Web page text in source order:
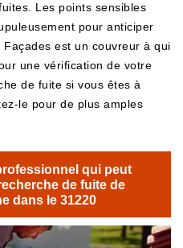
Les points sensibles
pour anticiper
est un couvreur à qui
une vérification de votre
de fuite si vous êtes à
le pour de plus amples
qui peut
de fuite de
dans le 31220